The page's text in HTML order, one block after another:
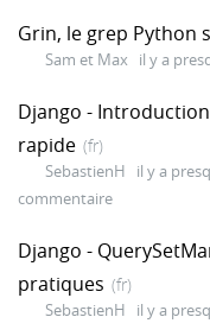
Grin, le grep Python
Sam et Max il y a
Django -
rapide (fr)
SebastienH il y a
commentaire
Django -
pratiques (fr)
SebastienH il y a